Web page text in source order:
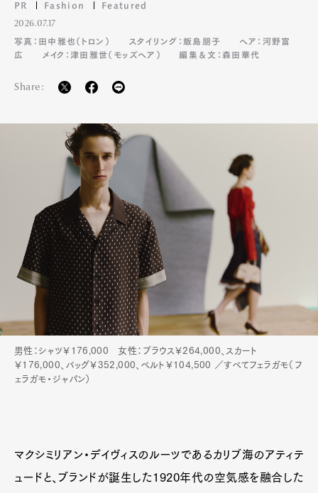
Product Lifestyle
PR Fashion Featured
2026.07.17
写真：田中雅也（トロン）
スタイリング：飯島朋子
ヘア：河野富
広
メイク：津田雅世（モッズヘア） 編集＆文：森田華代
Share:
男性：シャツ￥176,000 女性：ブラウス￥264,000、スカート
￥176,000、バッグ￥352,000、ベルト￥104,500 ／すべてフェラガモ（フ
ェラガモ・ジャパン）
マクシミリアン・デイヴィスのルーツであるカリブ海のアティテ
ュードと、ブランドが誕生した1920年代の空気感を融合した